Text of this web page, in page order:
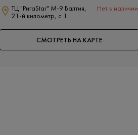
ТЦ "РигаStar" М-9 Балтия,
21-й километр, с 1
Нет в наличии
СМОТРЕТЬ НА КАРТЕ